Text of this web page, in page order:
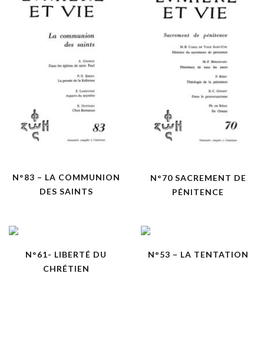
N°83 – LA COMMUNION
DES SAINTS
N°70 SACREMENT DE
PÉNITENCE
N°61- LIBERTÉ DU
CHRÉTIEN
N°53 – LA TENTATION